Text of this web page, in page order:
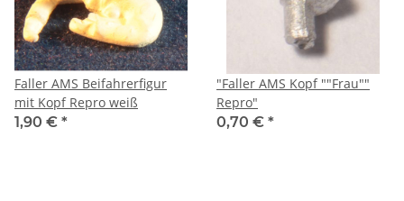
Faller AMS Beifahrerfigur
mit Kopf Repro weiß
1,90 € *
"Faller AMS Kopf ""Frau""
Repro"
0,70 € *